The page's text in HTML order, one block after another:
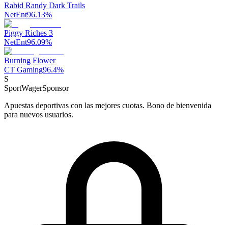
Rabid Randy Dark Trails
NetEnt96.13%
Piggy Riches 3
NetEnt96.09%
Burning Flower
CT Gaming96.4%
S
SportWagerSponsor
Apuestas deportivas con las mejores cuotas. Bono de bienvenida
para nuevos usuarios.